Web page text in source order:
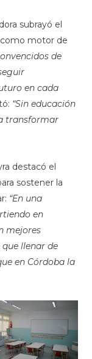
subrayó el
motor de
de
en cada
“Sin educación
transformar
destacó el
sostener la
“En una
en
mejores
llenar de
en Córdoba la